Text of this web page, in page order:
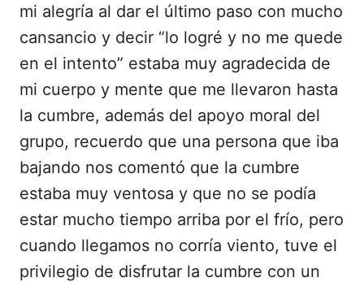
mi alegría al dar el último paso con mucho
cansancio y decir “lo logré y no me quede
en el intento” estaba muy agradecida de
mi cuerpo y mente que me llevaron hasta
la cumbre, además del apoyo moral del
grupo, recuerdo que una persona que iba
bajando nos comentó que la cumbre
estaba muy ventosa y que no se podía
estar mucho tiempo arriba por el frío, pero
cuando llegamos no corría viento, tuve el
privilegio de disfrutar la cumbre con un